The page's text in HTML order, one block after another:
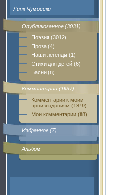
Линк Чумовски
Опубликованное (3031)
Поэзия (3012)
Проза (4)
Наши легенды (1)
Стихи для детей (6)
Басни (8)
Комментарии (1937)
Комментарии к моим
произведениям (1849)
Мои комментарии (88)
Избранное (7)
Альбом